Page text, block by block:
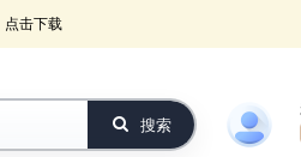
点击下载
搜索